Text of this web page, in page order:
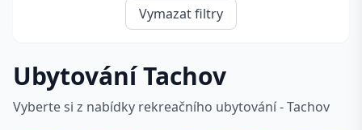
Vymazat filtry
Ubytování Tachov
Vyberte si z nabídky rekreačního ubytování - Tachov